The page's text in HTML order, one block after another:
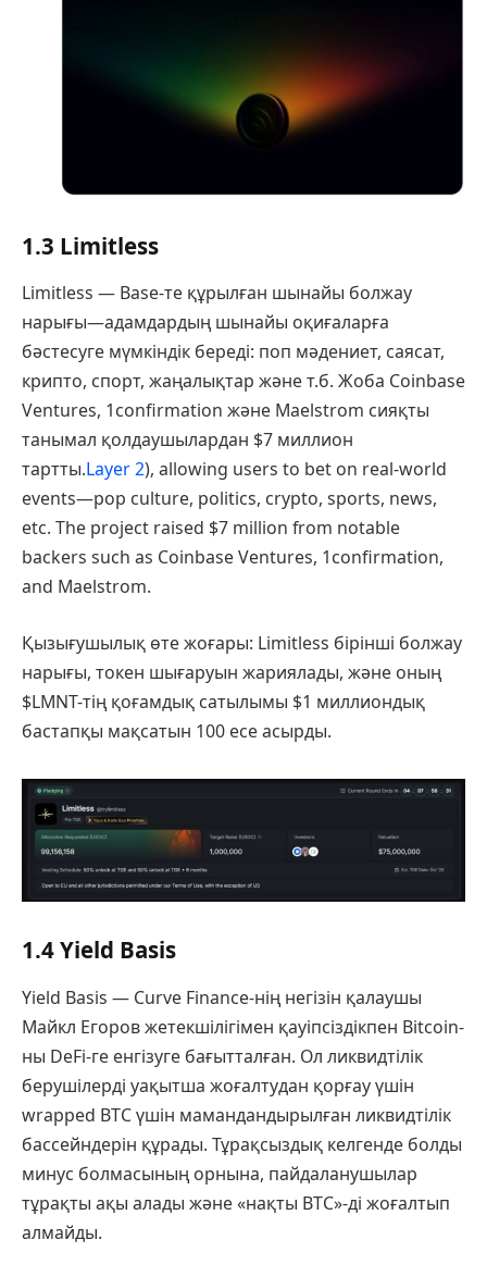
1.3 Limitless
Limitless — Base-те құрылған шынайы болжау
нарығы—адамдардың шынайы оқиғаларға
бәстесуге мүмкіндік береді: поп мәдениет, саясат,
крипто, спорт, жаңалықтар және т.б. Жоба Coinbase
Ventures, 1confirmation және Maelstrom сияқты
танымал қолдаушылардан $7 миллион
тартты.Layer 2), allowing users to bet on real-world
events—pop culture, politics, crypto, sports, news,
etc. The project raised $7 million from notable
backers such as Coinbase Ventures, 1confirmation,
and Maelstrom.
Қызығушылық өте жоғары: Limitless бірінші болжау
нарығы, токен шығаруын жариялады, және оның
$LMNT-тің қоғамдық сатылымы $1 миллиондық
бастапқы мақсатын 100 есе асырды.
1.4 Yield Basis
Yield Basis — Curve Finance-нің негізін қалаушы
Майкл Егоров жетекшілігімен қауіпсіздікпен Bitcoin-
ны DeFi-ге енгізуге бағытталған. Ол ликвидтілік
берушілерді уақытша жоғалтудан қорғау үшін
wrapped BTC үшін мамандандырылған ликвидтілік
бассейндерін құрады. Тұрақсыздық келгенде болды
минус болмасының орнына, пайдаланушылар
тұрақты ақы алады және «нақты BTC»-ді жоғалтып
алмайды.